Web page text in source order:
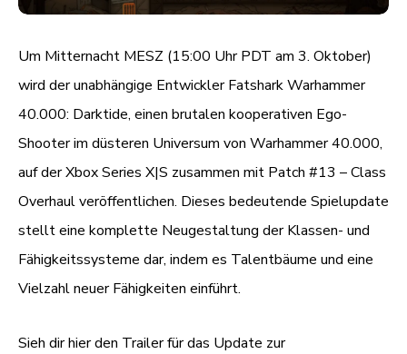
Um Mitternacht MESZ (15:00 Uhr PDT am 3. Oktober)
wird der unabhängige Entwickler Fatshark Warhammer
40.000: Darktide, einen brutalen kooperativen Ego-
Shooter im düsteren Universum von Warhammer 40.000,
auf der Xbox Series X|S zusammen mit Patch #13 – Class
Overhaul veröffentlichen. Dieses bedeutende Spielupdate
stellt eine komplette Neugestaltung der Klassen- und
Fähigkeitssysteme dar, indem es Talentbäume und eine
Vielzahl neuer Fähigkeiten einführt.
Sieh dir hier den Trailer für das Update zur